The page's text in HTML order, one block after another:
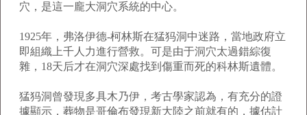
穴，是這一龐大洞穴系統的中心。
1925年，弗洛伊德-柯林斯在猛犸洞中迷路，當地政府立
即組織上千人力進行營救。可是由于洞穴太過錯綜復
雜，18天后才在洞穴深處找到傷重而死的科林斯遺體。
猛犸洞曾發現多具木乃伊，考古學家認為，有充分的證
據顯示，葬物是哥倫布發現新大陸之前就有的，據估計